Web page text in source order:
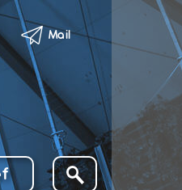
Mail